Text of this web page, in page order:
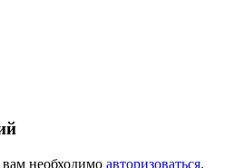
необходимо авторизоваться.